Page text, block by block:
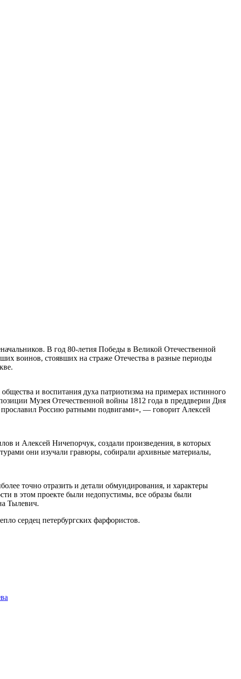
В год 80-летия Победы в Великой Отечественной
воинов, стоявших на страже Отечества в разные периоды
и воспитания духа патриотизма на примерах истинного
Музея Отечественной войны 1812 года в преддверии Дня
Россию ратными подвигами», — говорит Алексей
и Алексей Ничепорчук, создали произведения, в которых
они изучали гравюры, собирали архивные материалы,
точно отразить и детали обмундирования, и характеры
в этом проекте были недопустимы, все образы были
Тылевич.
сердец петербургских фарфористов.